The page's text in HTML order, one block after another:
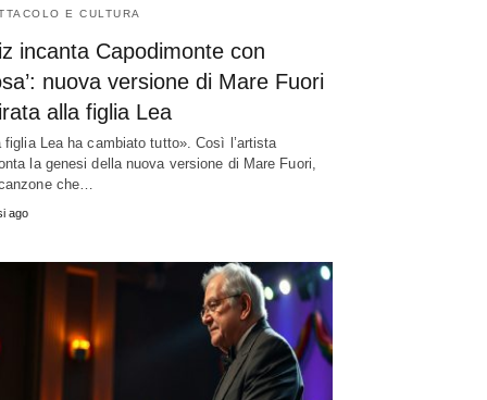
E CULTURA
incanta Capodimonte con
nuova versione di Mare Fuori
alla figlia Lea
figlia Lea ha cambiato tutto». Così l’artista
la genesi della nuova versione di Mare Fuori,
che…
ago